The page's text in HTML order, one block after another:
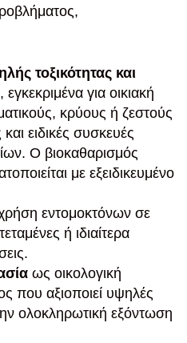
τοξικότητας και
, εγκεκριμένα για οικιακή
κρύους ή ζεστούς
ειδικές συσκευές
Ο βιοκαθαρισμός
με εξειδικευμένο
εντομοκτόνων σε
ή ιδιαίτερα
ως οικολογική
που αξιοποιεί υψηλές
ολοκληρωτική εξόντωση